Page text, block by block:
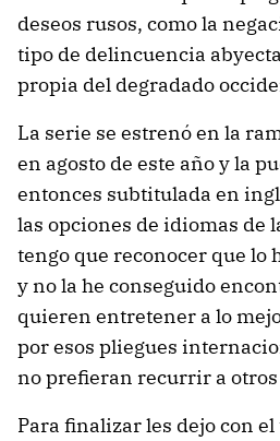
deseos rusos, como la
tipo de delincuencia
propia del degradado
La serie se estrenó en la
en agosto de este año y la
entonces subtitulada en
las opciones de idiomas de
tengo que reconocer que
y no la he conseguido
quieren entretener a lo
por esos pliegues
no prefieran recurrir a otros
Para finalizar les dejo con